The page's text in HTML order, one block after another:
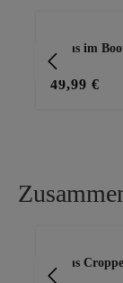
Jeans im
49,99 €
Jeans